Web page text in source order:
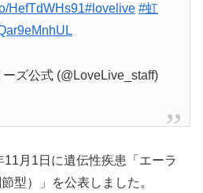
HefTdWHs91#lovelive #虹
ズ公式 (@LoveLive_staff)
月1日に遺伝性疾患「エーラ
型）」を公表しました。